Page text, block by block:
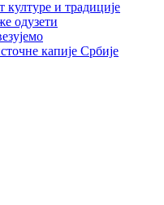
и традиције
одузети
капије Србије